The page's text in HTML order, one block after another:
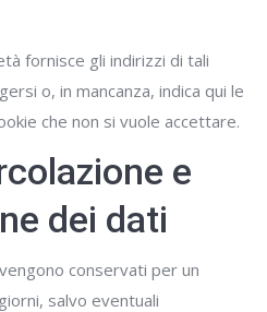
fornisce gli indirizzi di tali
o, in mancanza, indica qui le
che non si vuole accettare.
e
dei dati
conservati per un
salvo eventuali